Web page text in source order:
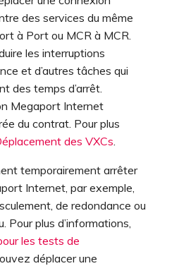
des services du même
à Port ou MCR à MCR.
les interruptions
et d’autres tâches qui
des temps d’arrêt.
Megaport Internet
du contrat. Pour plus
des VXCs
temporairement arrêter
Internet, par exemple,
de redondance ou
Pour plus d’informations,
les tests de
déplacer une